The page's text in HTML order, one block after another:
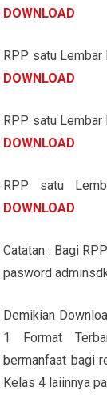
DOWNLOAD
RPP satu
DOWNLOAD
RPP satu
DOWNLOAD
RPP satu
DOWNLOAD
Catatan : Bagi
pasword
Demikian
1 Format
bermanfaat bagi
Kelas 4 laiinnya